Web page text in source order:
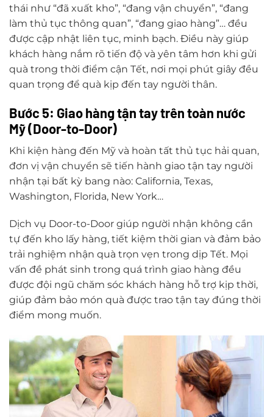
thái như “đã xuất kho”, “đang vận chuyển”, “đang
làm thủ tục thông quan”, “đang giao hàng”… đều
được cập nhật liên tục, minh bạch. Điều này giúp
khách hàng nắm rõ tiến độ và yên tâm hơn khi gửi
quà trong thời điểm cận Tết, nơi mọi phút giây đều
quan trọng để quà kịp đến tay người thân.
Bước 5: Giao hàng tận tay trên toàn nước
Mỹ (Door-to-Door)
Khi kiện hàng đến Mỹ và hoàn tất thủ tục hải quan,
đơn vị vận chuyển sẽ tiến hành giao tận tay người
nhận tại bất kỳ bang nào: California, Texas,
Washington, Florida, New York…
Dịch vụ Door-to-Door giúp người nhận không cần
tự đến kho lấy hàng, tiết kiệm thời gian và đảm bảo
trải nghiệm nhận quà trọn vẹn trong dịp Tết. Mọi
vấn đề phát sinh trong quá trình giao hàng đều
được đội ngũ chăm sóc khách hàng hỗ trợ kịp thời,
giúp đảm bảo món quà được trao tận tay đúng thời
điểm mong muốn.